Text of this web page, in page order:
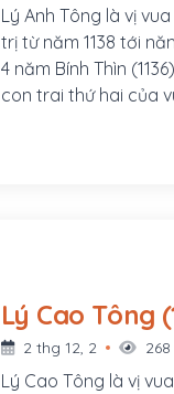
Lý Anh Tông là vị
trị từ năm 1138 tới
4 năm Bính Thìn
con trai thứ hai của
2 thg 12, 2 268
Lý Cao Tông là vị